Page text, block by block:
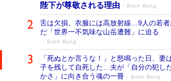
陛下が尊敬される理由
Book Bang
舌は欠損、衣服には高放射線…9人の若者
だ「世界一不気味な山岳遭難」に迫る
Book Bang
「死ぬとか言うな！」と怒鳴った日、妻
子を残して自死した…夫が「自分の犯し
かさ」に向き合う魂の一冊
Book Bang